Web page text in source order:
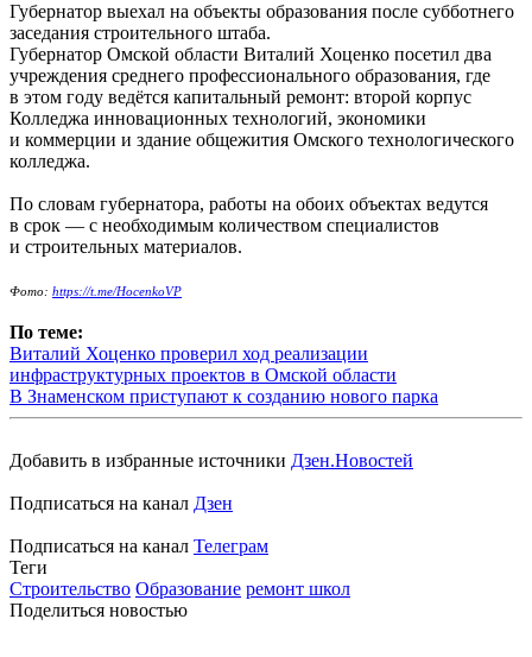
Губернатор выехал на объекты образования после субботнего
заседания строительного штаба.
Губернатор Омской области Виталий Хоценко посетил два
учреждения среднего профессионального образования, где
в этом году ведётся капитальный ремонт: второй корпус
Колледжа инновационных технологий, экономики
и коммерции и здание общежития Омского технологического
колледжа.
По словам губернатора, работы на обоих объектах ведутся
в срок — с необходимым количеством специалистов
и строительных материалов.
Фото: https://t.me/HocenkoVP
По теме:
Виталий Хоценко проверил ход реализации
инфраструктурных проектов в Омской области
В Знаменском приступают к созданию нового парка
Добавить в избранные источники Дзен.Новостей
Подписаться на канал Дзен
Подписаться на канал Телеграм
Теги
Строительство Образование ремонт школ
Поделиться новостью